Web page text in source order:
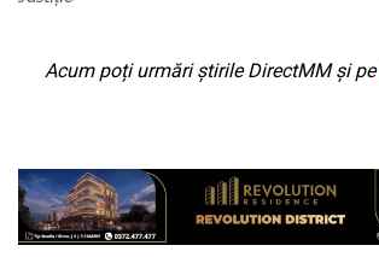
Acum poți urmări știrile DirectMM și pe